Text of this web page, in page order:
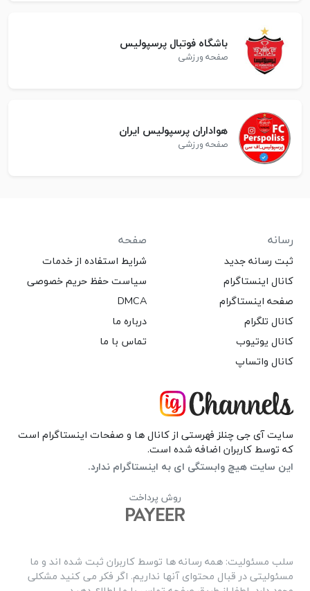
باشگاه فوتبال پرسپولیس
صفحه ورزشی
هواداران پرسپولیس ایران
صفحه ورزشی
رسانه
ثبت رسانه جدید
کانال اینستاگرام
صفحه اینستاگرام
کانال تلگرام
کانال یوتیوب
کانال واتساپ
صفحه
شرایط استفاده از خدمات
سیاست حفظ حریم خصوصی
DMCA
درباره ما
تماس با ما
سایت آی جی چنلز فهرستی از کانال ها و صفحات اینستاگرام است
که توسط کاربران اضافه شده است.
این سایت هیچ وابستگی ای به اینستاگرام ندارد.
روش پرداخت
سلب مسئولیت: همه رسانه ها توسط کاربران ثبت شده اند و ما
مسئولیتی در قبال محتوای آنها نداریم. اگر فکر می کنید مشکلی